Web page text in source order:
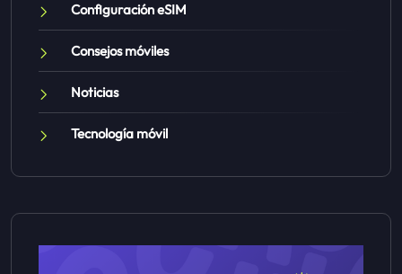
Configuración eSIM
Consejos móviles
Noticias
Tecnología móvil